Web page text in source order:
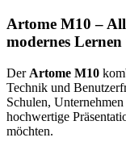
Artome M10 –
modernes
Der Artome M10
Technik und
Schulen,
hochwertige
möchten.